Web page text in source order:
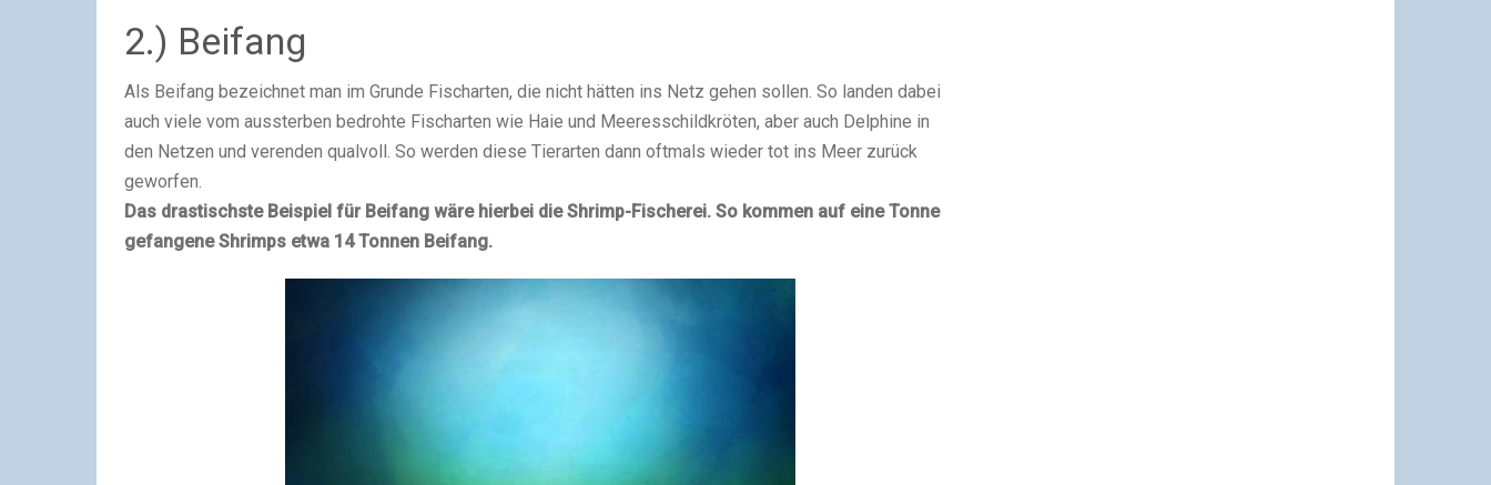
2.) Beifang
Als Beifang bezeichnet man im Grunde Fischarten, die nicht hätten ins Netz gehen sollen. So landen dabei
auch viele vom aussterben bedrohte Fischarten wie Haie und Meeresschildkröten, aber auch Delphine in
den Netzen und verenden qualvoll. So werden diese Tierarten dann oftmals wieder tot ins Meer zurück
geworfen.
Das drastischste Beispiel für Beifang wäre hierbei die Shrimp-Fischerei. So kommen auf eine Tonne
gefangene Shrimps etwa 14 Tonnen Beifang.